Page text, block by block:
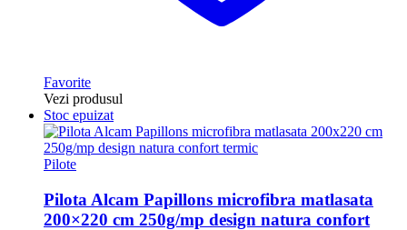
Favorite
Vezi produsul
Stoc epuizat
Pilote
Pilota Alcam Papillons microfibra matlasata
200×220 cm 250g/mp design natura confort